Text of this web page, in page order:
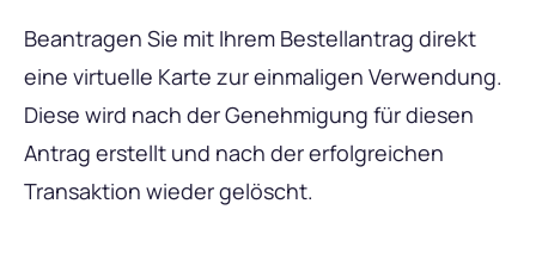
Beantragen Sie mit Ihrem Bestellantrag direkt
eine virtuelle Karte zur einmaligen Verwendung.
Diese wird nach der Genehmigung für diesen
Antrag erstellt und nach der erfolgreichen
Transaktion wieder gelöscht.